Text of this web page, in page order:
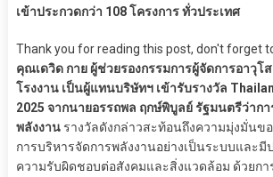
เข้าประกวดกว่า 108 โครงการ ทั่วประเทศ
Thank you for reading this post, don't forget
คุณเดวิด กาย ผู้ช่วยรองกรรมการผู้จัดการอาวุ
โรงงาน เป็นผู้แทนบริษัทฯ เข้ารับรางวัล
2025 จากนายอรรถพล ฤกษ์พิบูลย์ รัฐมนตรีว่ากา
พลังงาน รางวัลดังกล่าวสะท้อนถึงความมุ่งมั่นข
การบริหารจัดการพลังงานอย่างเป็นระบบและ
ความรับผิดชอบต่อสังคมและสิ่งแวดล้อม ด้วยกา